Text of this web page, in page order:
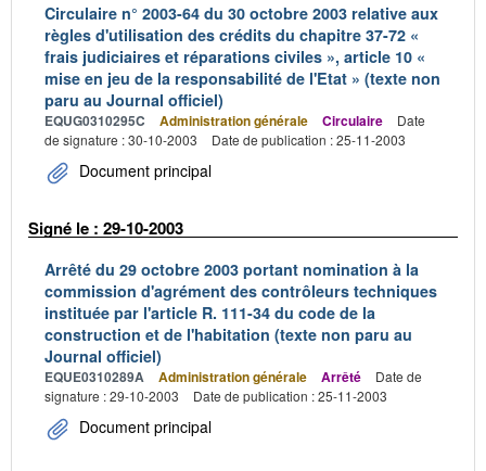
Circulaire n° 2003-64 du 30 octobre 2003 relative aux
règles d'utilisation des crédits du chapitre 37-72 «
frais judiciaires et réparations civiles », article 10 «
mise en jeu de la responsabilité de l'Etat » (texte non
paru au Journal officiel)
EQUG0310295C Administration générale Circulaire
Date
de signature : 30-10-2003
Date de publication : 25-11-2003
Document principal
Signé le : 29-10-2003
Arrêté du 29 octobre 2003 portant nomination à la
commission d'agrément des contrôleurs techniques
instituée par l'article R. 111-34 du code de la
construction et de l'habitation (texte non paru au
Journal officiel)
EQUE0310289A Administration générale Arrêté
Date de
signature : 29-10-2003
Date de publication : 25-11-2003
Document principal